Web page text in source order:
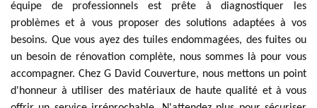
équipe de professionnels est prête à diagnostiquer les
problèmes et à vous proposer des solutions adaptées à vos
besoins. Que vous ayez des tuiles endommagées, des fuites ou
un besoin de rénovation complète, nous sommes là pour vous
accompagner. Chez G David Couverture, nous mettons un point
d'honneur à utiliser des matériaux de haute qualité et à vous